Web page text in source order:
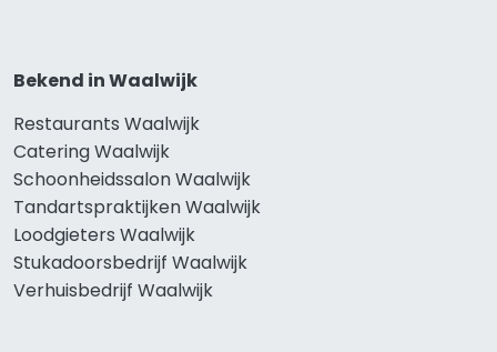
Bekend in Waalwijk
Restaurants Waalwijk
Catering Waalwijk
Schoonheidssalon Waalwijk
Tandartspraktijken Waalwijk
Loodgieters Waalwijk
Stukadoorsbedrijf Waalwijk
Verhuisbedrijf Waalwijk